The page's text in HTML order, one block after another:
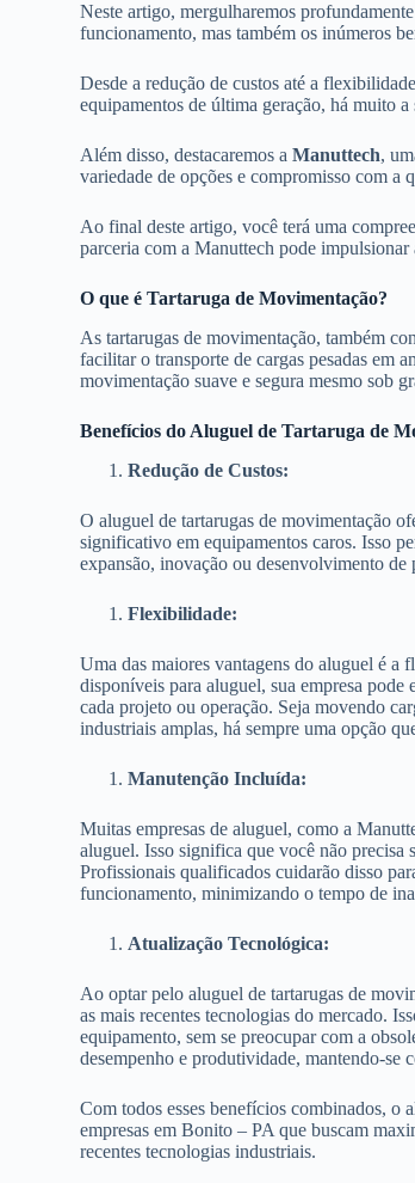
Neste artigo, mergulharemos
funcionamento, mas também os inúmeros
Desde a redução de custos até a
equipamentos de última geração, há muito
Além disso, destacaremos aManuttech,
variedade de opções e compromisso com a
Ao final deste artigo, você terá uma
parceria com a Manuttech pode
O que é Tartaruga de Movimentação?
As tartarugas de movimentação, também
facilitar o transporte de cargas pesadas em
movimentação suave e segura mesmo sob
Benefícios do Aluguel de Tartaruga de
Redução de Custos:
O aluguel de tartarugas de movimentação
significativo em equipamentos caros. Isso
expansão, inovação ou desenvolvimento de
Flexibilidade:
Uma das maiores vantagens do aluguel é a
disponíveis para aluguel, sua empresa pode
cada projeto ou operação. Seja movendo
industriais amplas, há sempre uma opção
Manutenção Incluída:
Muitas empresas de aluguel, como a
aluguel. Isso significa que você não precisa
Profissionais qualificados cuidarão disso
funcionamento, minimizando o tempo de
Atualização Tecnológica:
Ao optar pelo aluguel de tartarugas de
as mais recentes tecnologias do mercado.
equipamento, sem se preocupar com a
desempenho e produtividade, mantendo-se
Com todos esses benefícios combinados, o
empresas em Bonito – PA que buscam
recentes tecnologias industriais.